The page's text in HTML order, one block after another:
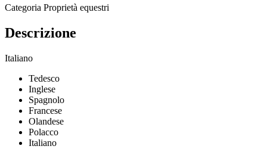
Categoria Proprietà equestri
Descrizione
Italiano
Tedesco
Inglese
Spagnolo
Francese
Olandese
Polacco
Italiano